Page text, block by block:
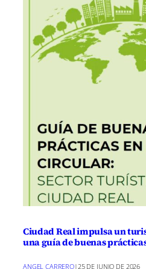
Ciudad Real impulsa un
una guía de buenas
ANGEL CARRERO|25 DE JUNIO DE 2026